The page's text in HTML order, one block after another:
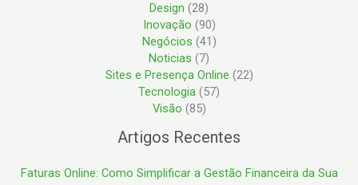
Design (28)
Inovação (90)
Negócios (41)
Noticias (7)
Sites e Presença Online (22)
Tecnologia (57)
Visão (85)
Artigos Recentes
Faturas Online: Como Simplificar a Gestão Financeira da Sua